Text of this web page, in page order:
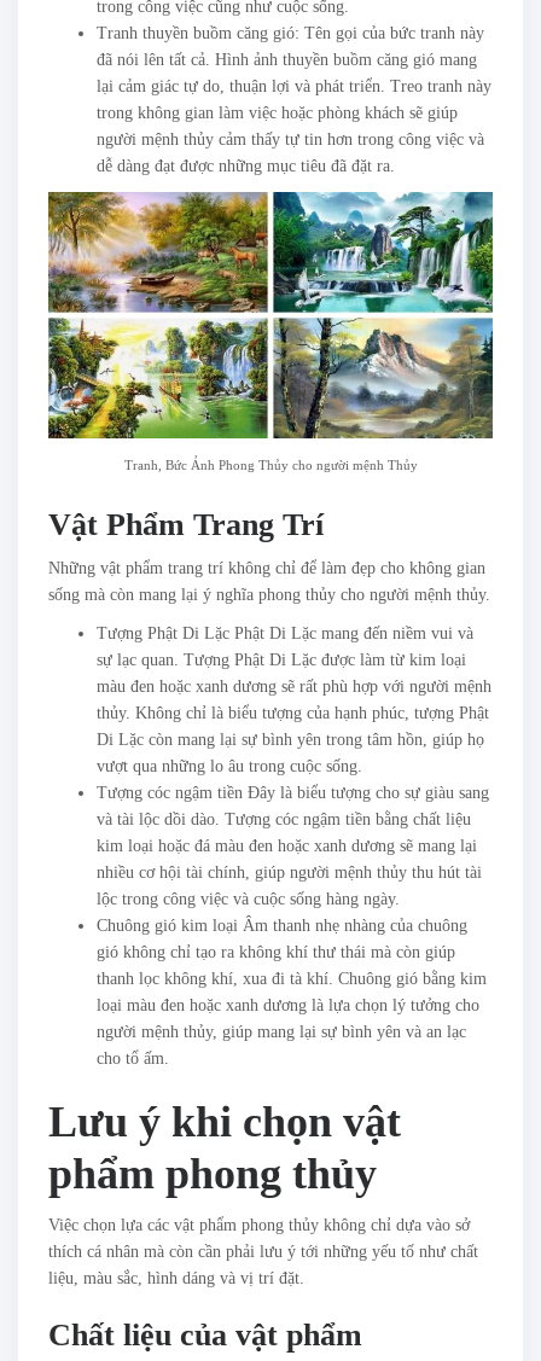
trong công việc cũng như cuộc sống.
Tranh thuyền buồm căng gió: Tên gọi của bức tranh này
đã nói lên tất cả. Hình ảnh thuyền buồm căng gió mang
lại cảm giác tự do, thuận lợi và phát triển. Treo tranh này
trong không gian làm việc hoặc phòng khách sẽ giúp
người mệnh thủy cảm thấy tự tin hơn trong công việc và
dễ dàng đạt được những mục tiêu đã đặt ra.
Tranh, Bức Ảnh Phong Thủy cho người mệnh Thủy
Vật Phẩm Trang Trí
Những vật phẩm trang trí không chỉ để làm đẹp cho không gian
sống mà còn mang lại ý nghĩa phong thủy cho người mệnh thủy.
Tượng Phật Di Lặc Phật Di Lặc mang đến niềm vui và
sự lạc quan. Tượng Phật Di Lặc được làm từ kim loại
màu đen hoặc xanh dương sẽ rất phù hợp với người mệnh
thủy. Không chỉ là biểu tượng của hạnh phúc, tượng Phật
Di Lặc còn mang lại sự bình yên trong tâm hồn, giúp họ
vượt qua những lo âu trong cuộc sống.
Tượng cóc ngậm tiền Đây là biểu tượng cho sự giàu sang
và tài lộc dồi dào. Tượng cóc ngậm tiền bằng chất liệu
kim loại hoặc đá màu đen hoặc xanh dương sẽ mang lại
nhiều cơ hội tài chính, giúp người mệnh thủy thu hút tài
lộc trong công việc và cuộc sống hàng ngày.
Chuông gió kim loại Âm thanh nhẹ nhàng của chuông
gió không chỉ tạo ra không khí thư thái mà còn giúp
thanh lọc không khí, xua đi tà khí. Chuông gió bằng kim
loại màu đen hoặc xanh dương là lựa chọn lý tưởng cho
người mệnh thủy, giúp mang lại sự bình yên và an lạc
cho tổ ấm.
Lưu ý khi chọn vật
phẩm phong thủy
Việc chọn lựa các vật phẩm phong thủy không chỉ dựa vào sở
thích cá nhân mà còn cần phải lưu ý tới những yếu tố như chất
liệu, màu sắc, hình dáng và vị trí đặt.
Chất liệu của vật phẩm